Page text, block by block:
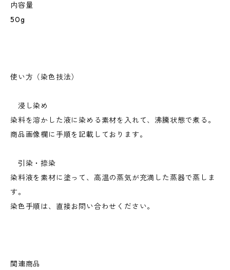
内容量
50g
使い方（染色技法）
浸し染め
染料を溶かした液に染める素材を入れて、沸騰状態で煮る。
商品画像欄に手順を記載しております。
引染・捺染
染料液を素材に塗って、高温の蒸気が充満した蒸器で蒸しま
す。
染色手順は、直接お問い合わせください。
関連商品